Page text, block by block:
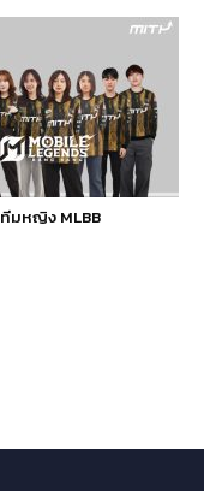
มหญิง MLBB